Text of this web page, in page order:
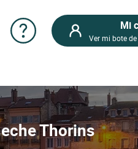
Mi
Ver mi bote
Thorins